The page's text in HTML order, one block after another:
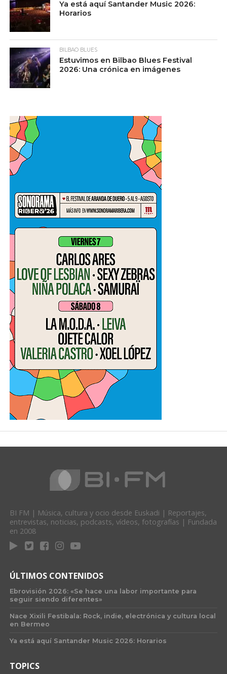
Ya está aquí Santander Music 2026:
Horarios
BILBAO BLUES
Estuvimos en Bilbao Blues Festival
2026: Una crónica en imágenes
BI FM | Música, cultura y ocio desde Euskadi | Reportajes,
entrevistas, noticias, podcasts, vídeos, fotografías | Fundada
en 2008
ÚLTIMOS CONTENIDOS
Ebrovisión 2026: «Se hace una labor importante para
seguir siendo diferentes»
Nace Xixili Festibala: Rock, indie, electrónica y cultura local
en Bermeo
Ya está aquí Santander Music 2026: Horarios
TOPICS